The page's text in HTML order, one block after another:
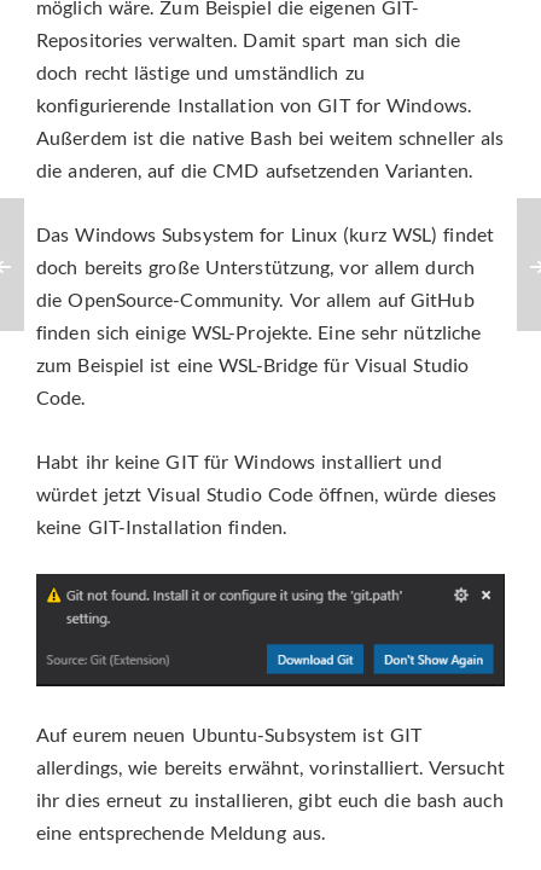
möglich wäre. Zum Beispiel die eigenen GIT-
Repositories verwalten. Damit spart man sich die
doch recht lästige und umständlich zu
konfigurierende Installation von GIT for Windows.
Außerdem ist die native Bash bei weitem schneller als
die anderen, auf die CMD aufsetzenden Varianten.
Das Windows Subsystem for Linux (kurz WSL) findet
doch bereits große Unterstützung, vor allem durch
die OpenSource-Community. Vor allem auf GitHub
finden sich einige WSL-Projekte. Eine sehr nützliche
zum Beispiel ist eine WSL-Bridge für Visual Studio
Code.
Habt ihr keine GIT für Windows installiert und
würdet jetzt Visual Studio Code öffnen, würde dieses
keine GIT-Installation finden.
Auf eurem neuen Ubuntu-Subsystem ist GIT
allerdings, wie bereits erwähnt, vorinstalliert. Versucht
ihr dies erneut zu installieren, gibt euch die bash auch
eine entsprechende Meldung aus.